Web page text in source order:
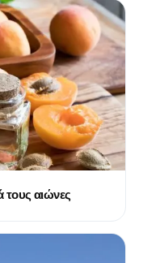
τους αιώνες